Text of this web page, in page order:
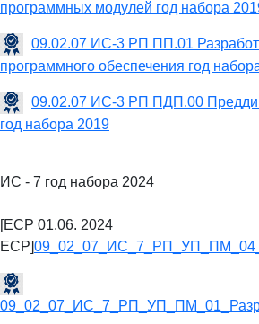
программных модулей год набора
09.02.07 ИС-3 РП ПП.01
программного обеспечения год
09.02.07 ИС-3 РП ПДП.00
год набора 2019
ИС - 7 год набора 2024
[ECP 01.06. 2024
ECP]